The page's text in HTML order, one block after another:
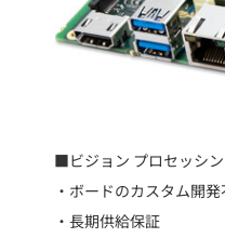
■ビジョン プロセッシ
・ボードのカスタム開
・長期供給保証